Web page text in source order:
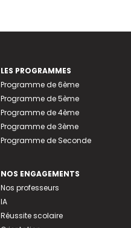
LES PROGRAMMES
Programme de 6ème
Programme de 5ème
Programme de 4ème
Programme de 3ème
Programme de Seconde
NOS ENGAGEMENTS
Nos professeurs
IA
Réussite scolaire